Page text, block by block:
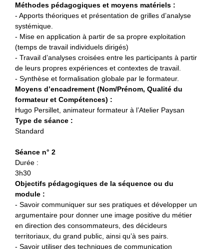
Méthodes pédagogiques et moyens matériels :
- Apports théoriques et présentation de grilles d’analyse
systémique.
- Mise en application à partir de sa propre exploitation
(temps de travail individuels dirigés)
- Travail d’analyses croisées entre les participants à partir
de leurs propres expériences et contextes de travail.
- Synthèse et formalisation globale par le formateur.
Moyens d’encadrement (Nom/Prénom, Qualité du
formateur et Compétences) :
Hugo Persillet, animateur formateur à l’Atelier Paysan
Type de séance :
Standard
Séance n° 2
Durée :
3h30
Objectifs pédagogiques de la séquence ou du
module :
- Savoir communiquer sur ses pratiques et développer un
argumentaire pour donner une image positive du métier
en direction des consommateurs, des décideurs
territoriaux, du grand public, ainsi qu’à ses pairs.
- Savoir utiliser des techniques de communication